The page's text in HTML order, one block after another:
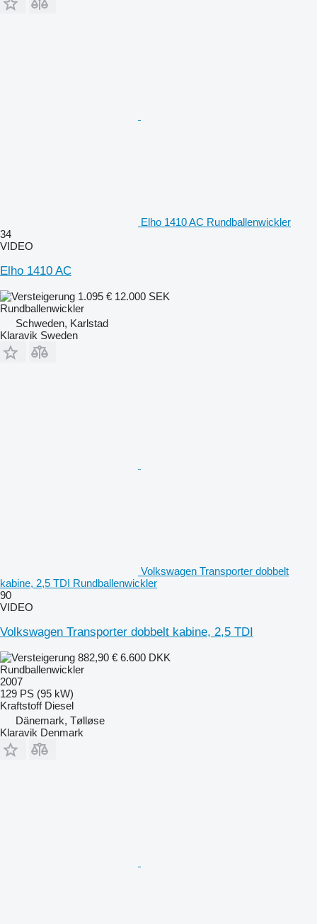
Elho 1410 AC Rundballenwickler
34
VIDEO
Elho 1410 AC
1.095 € 12.000 SEK
Rundballenwickler
Schweden, Karlstad
Klaravik Sweden
Volkswagen Transporter dobbelt
kabine, 2,5 TDI Rundballenwickler
90
VIDEO
Volkswagen Transporter dobbelt kabine, 2,5 TDI
882,90 € 6.600 DKK
Rundballenwickler
2007
129 PS (95 kW)
Kraftstoff Diesel
Dänemark, Tølløse
Klaravik Denmark